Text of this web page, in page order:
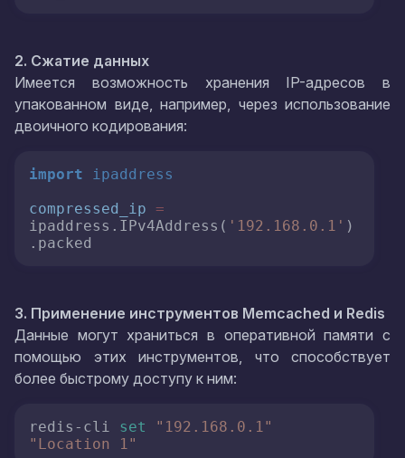
2. Сжатие данных
Имеется возможность хранения IP-адресов в
упакованном виде, например, через использование
двоичного кодирования:
import
ipaddress
compressed_ip =
ipaddress.IPv4Address( '192.168.0.1' )
.packed
3. Применение инструментов Memcached и Redis
Данные могут храниться в оперативной памяти с
помощью этих инструментов, что способствует
более быстрому доступу к ним:
redis-cli set
"192.168.0.1"
"Location 1"